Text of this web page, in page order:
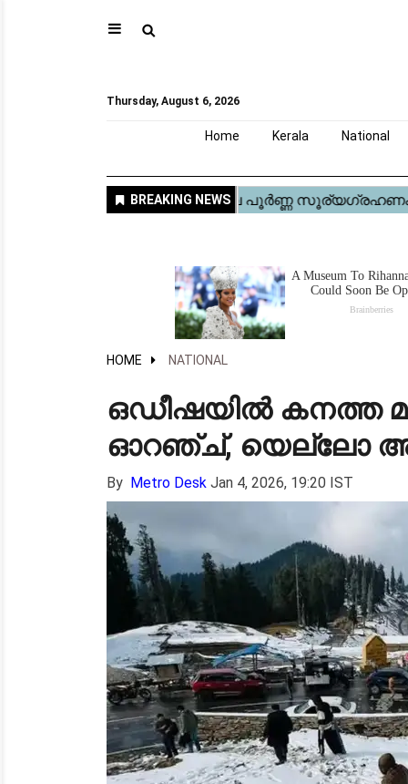
⚲
Thursday, August 6, 2026
Home Kerala National
HOME NATIONAL
ഒഡീഷയിൽ കനത്ത
ഓറഞ്ച്, യെല്ലോ
By Metro Desk Jan 4, 2026, 19:20 IST